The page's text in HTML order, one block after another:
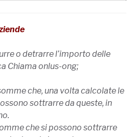
o detrarre l’importo delle
Chiama onlus-ong;
che, una volta calcolate le
sottrarre da queste, in
che si possono sottrarre